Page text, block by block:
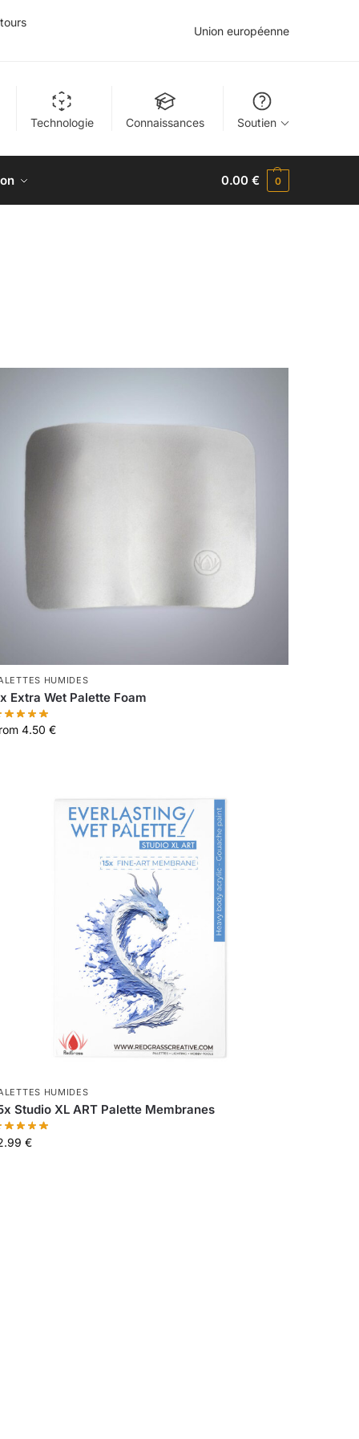
Union européenne
Technologie Connaissances Soutien
0.00€ 0
HUMIDES
x Extra Wet Palette Foam
4.50€
HUMIDES
Studio XL ART Palette Membranes
€